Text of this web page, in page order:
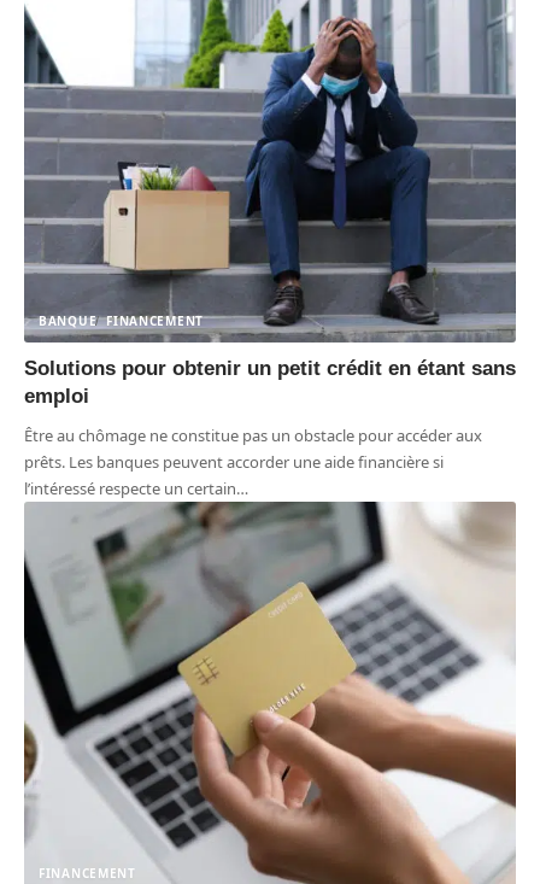
BANQUE FINANCEMENT
Solutions pour obtenir un petit crédit en étant sans
emploi
Être au chômage ne constitue pas un obstacle pour accéder aux
prêts. Les banques peuvent accorder une aide financière si
l’intéressé respecte un certain…
FINANCEMENT